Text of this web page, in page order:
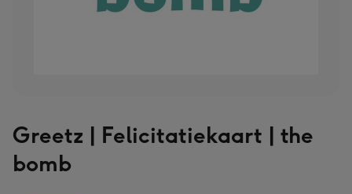
Greetz | Felicitatiekaart | the
bomb